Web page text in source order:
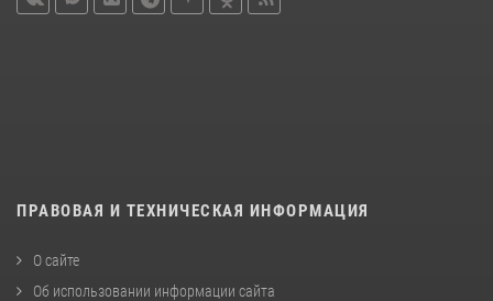
ПРАВОВАЯ И ТЕХНИЧЕСКАЯ ИНФОРМАЦИЯ
О сайте
Об использовании информации сайта